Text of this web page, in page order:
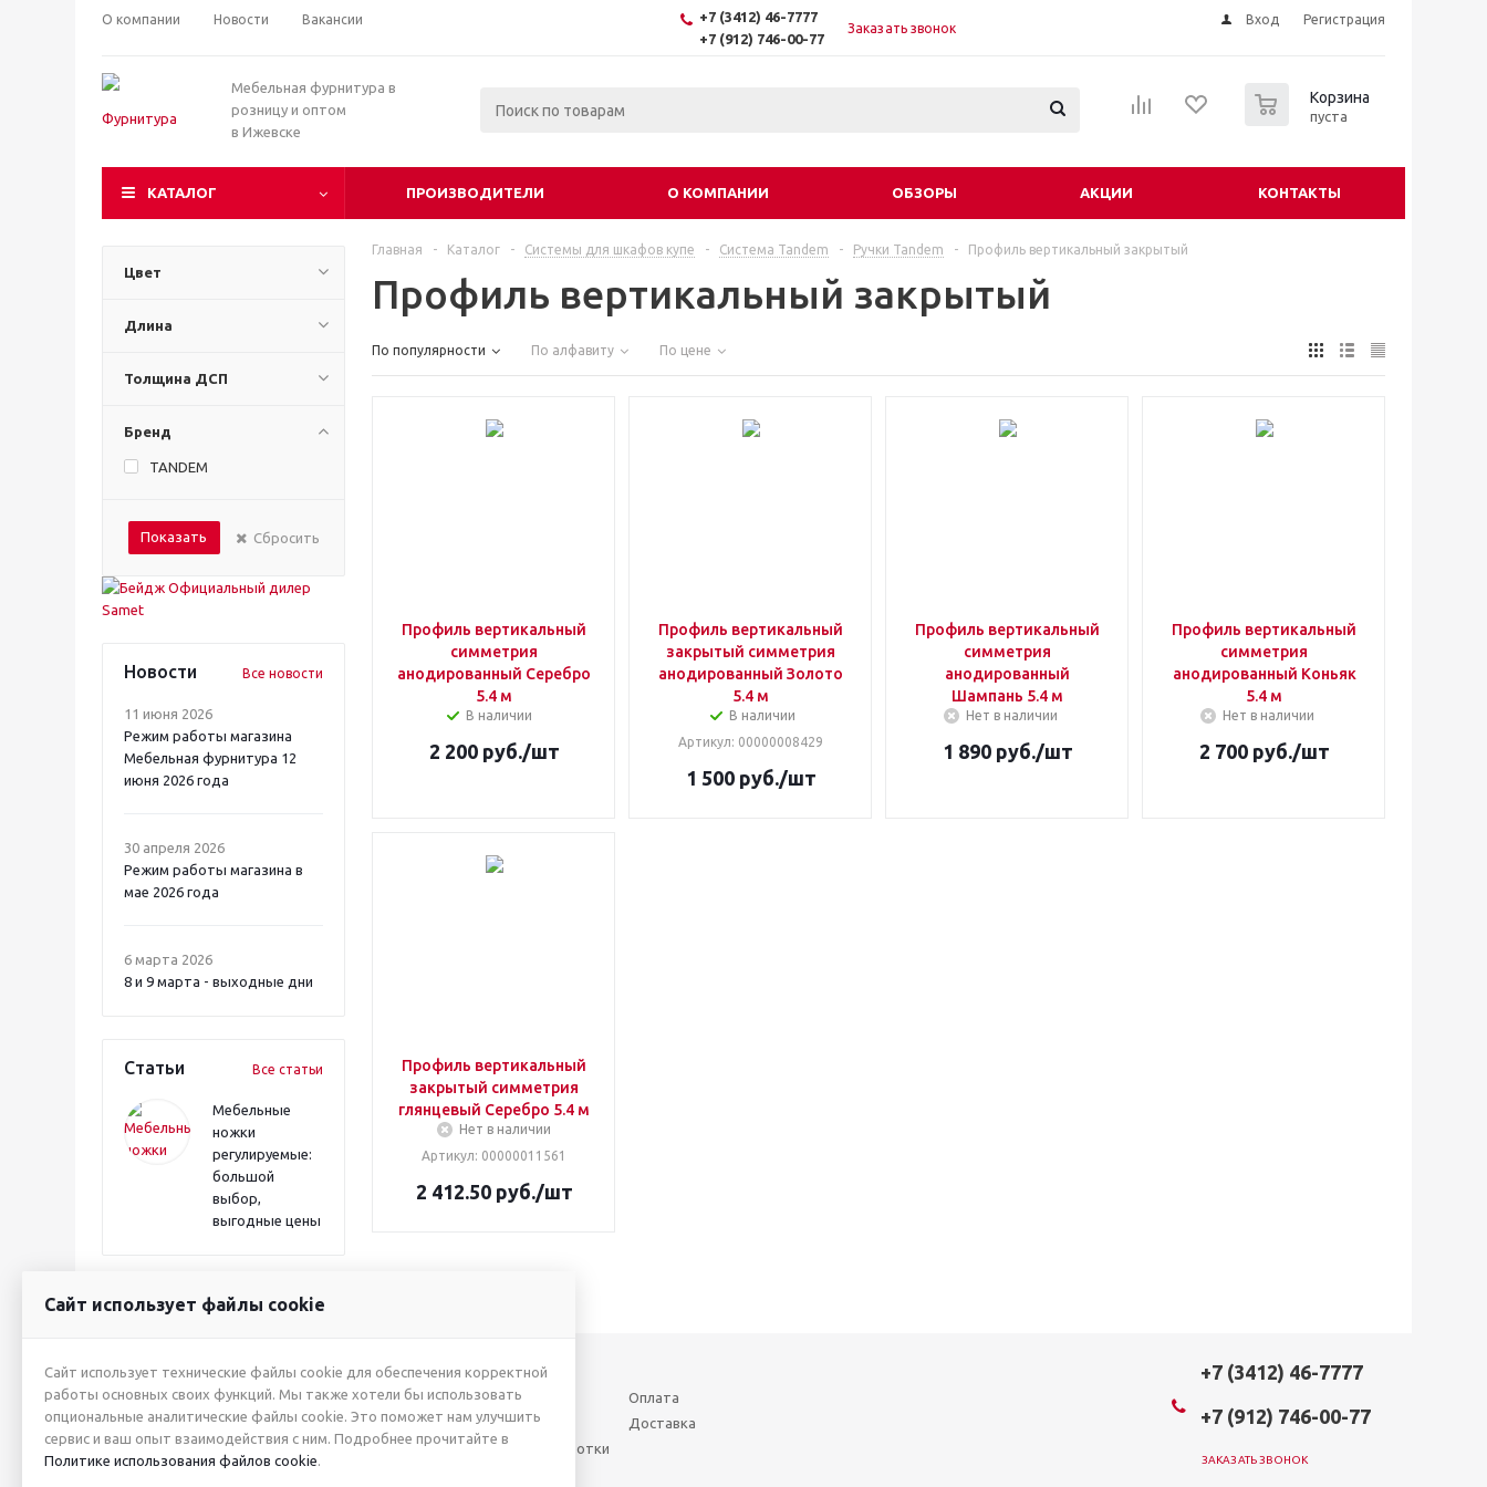
О компании Новости Вакансии
+7 (3412) 46-7777
+7 (912) 746-00-77
Заказать звонок
Вход Регистрация
Мебельная фурнитура в
розницу и оптом
в Ижевске
Корзина
пуста
КАТАЛОГ ПРОИЗВОДИТЕЛИ О КОМПАНИИ ОБЗОРЫ АКЦИИ КОНТАКТЫ
Цвет
Длина
Толщина ДСП
Бренд
TANDEM
Показать Сбросить
Новости Все новости
11 июня 2026
Режим работы магазина
Мебельная фурнитура 12
июня 2026 года
30 апреля 2026
Режим работы магазина в
мае 2026 года
6 марта 2026
8 и 9 марта - выходные дни
Статьи Все статьи
Мебельные
ножки
регулируемые:
большой
выбор,
выгодные цены
Главная - Каталог - Системы для шкафов купе - Система Tandem - Ручки Tandem - Профиль вертикальный закрытый
Профиль вертикальный закрытый
По популярности По алфавиту По цене
Профиль вертикальный
симметрия
анодированный Серебро
5.4 м
В наличии
2 200руб./шт
Профиль вертикальный
закрытый симметрия
анодированный Золото
5.4 м
В наличии
Артикул: 00000008429
1 500руб./шт
Профиль вертикальный
симметрия
анодированный
Шампань 5.4 м
Нет в наличии
1 890руб./шт
Профиль вертикальный
симметрия
анодированный Коньяк
5.4 м
Нет в наличии
2 700руб./шт
Профиль вертикальный
закрытый симметрия
глянцевый Серебро 5.4 м
Нет в наличии
Артикул: 00000011561
2 412.50руб./шт
2026 © ИП Жуйкова А.Ю.
О КОМПАНИИ
Новости
Производители
Политика в отношении обработки
Оплата
Доставка
+7 (3412) 46-7777
+7 (912) 746-00-77
ЗАКАЗАТЬ ЗВОНОК
Сайт использует файлы cookie
Сайт использует технические файлы cookie для обеспечения корректной
работы основных своих функций. Мы также хотели бы использовать
опциональные аналитические файлы cookie. Это поможет нам улучшить
сервис и ваш опыт взаимодействия с ним. Подробнее прочитайте в
Политике использования файлов cookie.